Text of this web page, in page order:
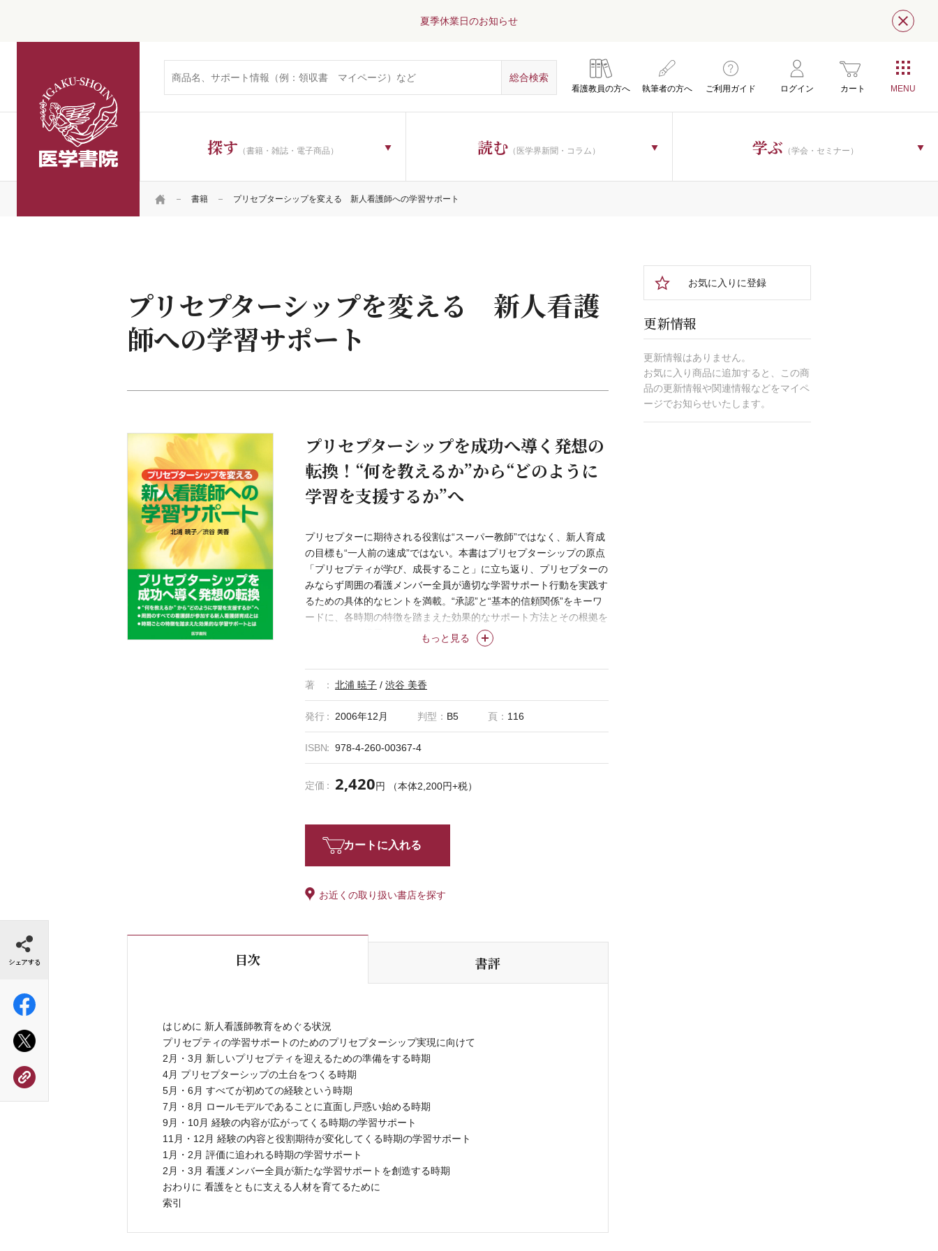
夏季休業日のお知らせ 閉じ
看護教員の方へ 執筆者の方へ ご利用ガイド ログイン カート
探す （書籍・雑誌・電子商品） 読む （医学界新聞・コラム） 学ぶ （学会・セミナー）
HOME 書籍 プリセプターシップを変える 新人看護師への学習サポート
プリセプターシップを変える 新人看護
師への学習サポート
プリセプターシップを成功へ導く発想の
転換！“何を教えるか”から“どのように
学習を支援するか”へ
もっと見る
プリセプターに期待される役割は“スーパー教師”ではなく、新人育成
の目標も“一人前の速成”ではない。本書はプリセプターシップの原点
「プリセプティが学び、成長すること」に立ち返り、プリセプターの
みならず周囲の看護メンバー全員が適切な学習サポート行動を実践す
るための具体的なヒントを満載。“承認”と“基本的信頼関係”をキーワ
ードに、各時期の特徴を踏まえた効果的なサポート方法とその根拠を
著 北浦 暁子 / 渋谷 美香
発行 2006年12月 判型： B5 頁： 116
ISBN 978-4-260-00367-4
定価 2,420円 （本体2,200円+税）
カートに入れる
お近くの取り扱い書店を探す
目次 書評
はじめに 新人看護師教育をめぐる状況
プリセプティの学習サポートのためのプリセプターシップ実現に向けて
2月・3月 新しいプリセプティを迎えるための準備をする時期
4月 プリセプターシップの土台をつくる時期
5月・6月 すべてが初めての経験という時期
7月・8月 ロールモデルであることに直面し戸惑い始める時期
9月・10月 経験の内容が広がってくる時期の学習サポート
11月・12月 経験の内容と役割期待が変化してくる時期の学習サポート
1月・2月 評価に追われる時期の学習サポート
2月・3月 看護メンバー全員が新たな学習サポートを創造する時期
おわりに 看護をともに支える人材を育てるために
索引
お気に入りに登録
更新情報
更新情報はありません。
お気に入り商品に追加すると、この商
品の更新情報や関連情報などをマイペ
ージでお知らせいたします。